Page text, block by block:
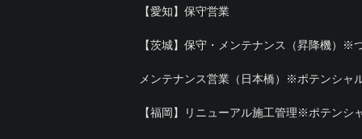
【愛知】保守営業
【茨城】保守・メンテナンス（昇降機）
メンテナンス営業（日本橋）※ポテンシャ
【福岡】リニューアル施工管理※ポテンシ